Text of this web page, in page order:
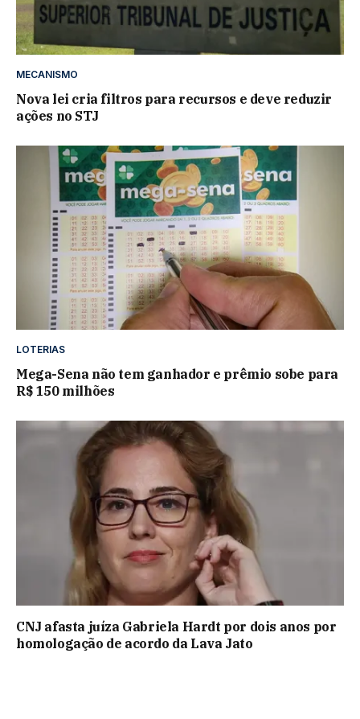
MECANISMO
Nova lei cria filtros para recursos e deve reduzir
ações no STJ
LOTERIAS
Mega-Sena não tem ganhador e prêmio sobe para
R$ 150 milhões
CNJ afasta juíza Gabriela Hardt por dois anos por
homologação de acordo da Lava Jato